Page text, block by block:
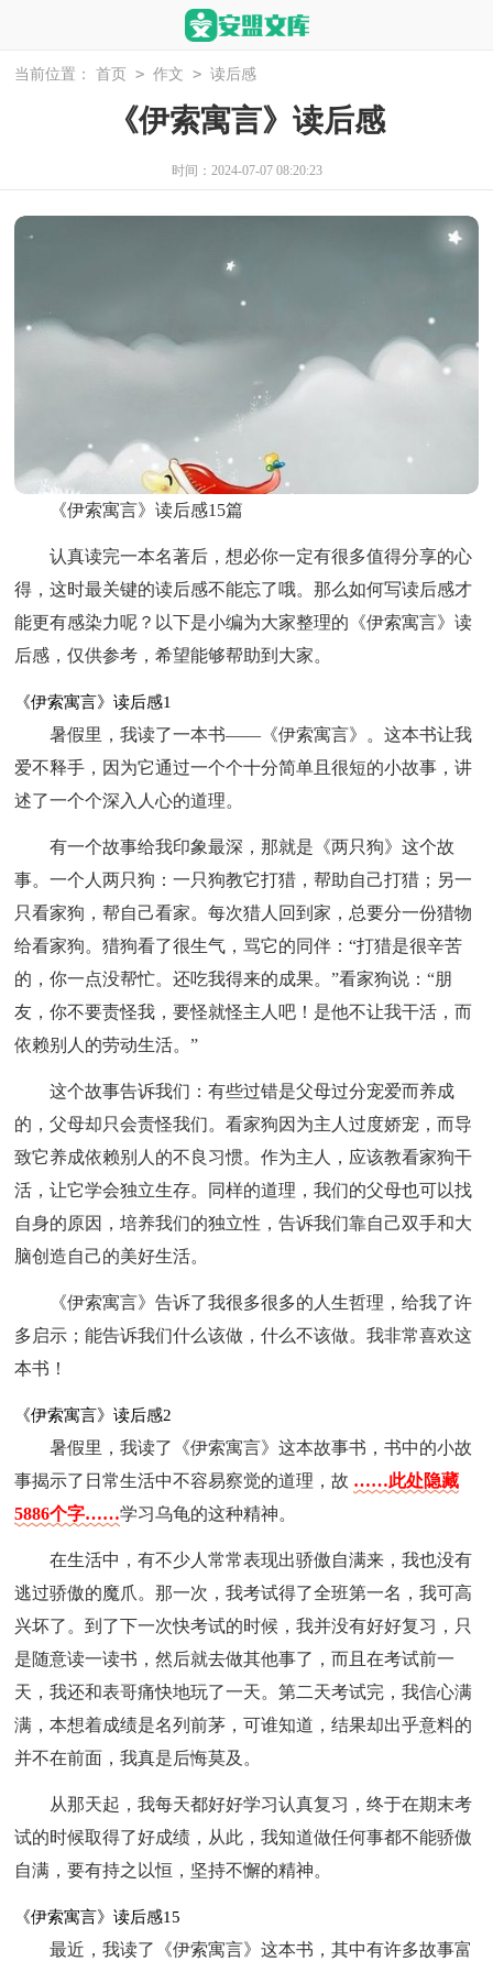
当前位置： 首页 > 作文 > 读后感
《伊索寓言》读后感
时间：2024-07-07 08:20:23
《伊索寓言》读后感15篇
认真读完一本名著后，想必你一定有很多值得分享的心
得，这时最关键的读后感不能忘了哦。那么如何写读后感才
能更有感染力呢？以下是小编为大家整理的《伊索寓言》读
后感，仅供参考，希望能够帮助到大家。
《伊索寓言》读后感1
暑假里，我读了一本书——《伊索寓言》。这本书让我
爱不释手，因为它通过一个个十分简单且很短的小故事，讲
述了一个个深入人心的道理。
有一个故事给我印象最深，那就是《两只狗》这个故
事。一个人两只狗：一只狗教它打猎，帮助自己打猎；另一
只看家狗，帮自己看家。每次猎人回到家，总要分一份猎物
给看家狗。猎狗看了很生气，骂它的同伴：“打猎是很辛苦
的，你一点没帮忙。还吃我得来的成果。”看家狗说：“朋
友，你不要责怪我，要怪就怪主人吧！是他不让我干活，而
依赖别人的劳动生活。”
这个故事告诉我们：有些过错是父母过分宠爱而养成
的，父母却只会责怪我们。看家狗因为主人过度娇宠，而导
致它养成依赖别人的不良习惯。作为主人，应该教看家狗干
活，让它学会独立生存。同样的道理，我们的父母也可以找
自身的原因，培养我们的独立性，告诉我们靠自己双手和大
脑创造自己的美好生活。
《伊索寓言》告诉了我很多很多的人生哲理，给我了许
多启示；能告诉我们什么该做，什么不该做。我非常喜欢这
本书！
《伊索寓言》读后感2
暑假里，我读了《伊索寓言》这本故事书，书中的小故
事揭示了日常生活中不容易察觉的道理，故 ……此处隐藏
5886个字……学习乌龟的这种精神。
在生活中，有不少人常常表现出骄傲自满来，我也没有
逃过骄傲的魔爪。那一次，我考试得了全班第一名，我可高
兴坏了。到了下一次快考试的时候，我并没有好好复习，只
是随意读一读书，然后就去做其他事了，而且在考试前一
天，我还和表哥痛快地玩了一天。第二天考试完，我信心满
满，本想着成绩是名列前茅，可谁知道，结果却出乎意料的
并不在前面，我真是后悔莫及。
从那天起，我每天都好好学习认真复习，终于在期末考
试的时候取得了好成绩，从此，我知道做任何事都不能骄傲
自满，要有持之以恒，坚持不懈的精神。
《伊索寓言》读后感15
最近，我读了《伊索寓言》这本书，其中有许多故事富